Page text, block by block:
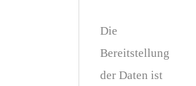
Die
Bereitstellung
der Daten ist